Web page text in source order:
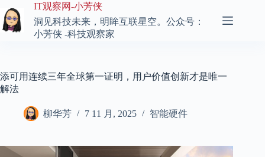
至
内
IT观察网-小芳侠
洞见科技未来，明眸互联星空。公众号：
小芳侠 -科技观察家
添可用连续三年全球第一证明，用户价值创新才是唯一
解法
柳华芳 7 11 月, 2025 智能硬件